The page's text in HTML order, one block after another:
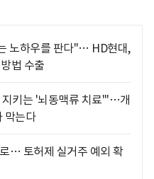
노하우를 판다"… HD현대,
법 수출
키는 '뇌동맥류 치료'"…개
막는다
… 토허제 실거주 예외 확